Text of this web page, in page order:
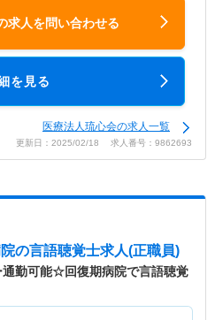
求人を問い合わせる
を見る
医療法人琉心会の求人一覧
更新日：2025/02/18 求人番号：9862693
の言語聴覚士求人(正職員)
通勤可能☆回復期病院で言語聴覚